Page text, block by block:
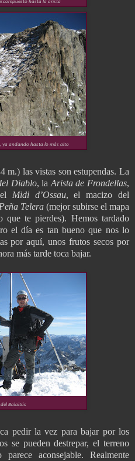
hasta la arista
ya andando hasta lo más alto
m.) las vistas son estupendas. La
Diablo, la Arista de Frondellas,
Midi d’Ossau, el macizo del
Peña Telera (mejor subirse el mapa
te pierdes). Hemos tardado
el día es tan bueno que nos lo
por aquí, unos frutos secos por
más tarde toca bajar.
del Balaitús
pedir la vez para bajar por los
se pueden destrepar, el terreno
aconsejable. Realmente